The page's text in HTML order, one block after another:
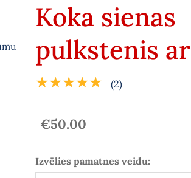
Koka sienas
pulkstenis
★★★★★ (2)
€50.00
Izvēlies pamatnes veidu: